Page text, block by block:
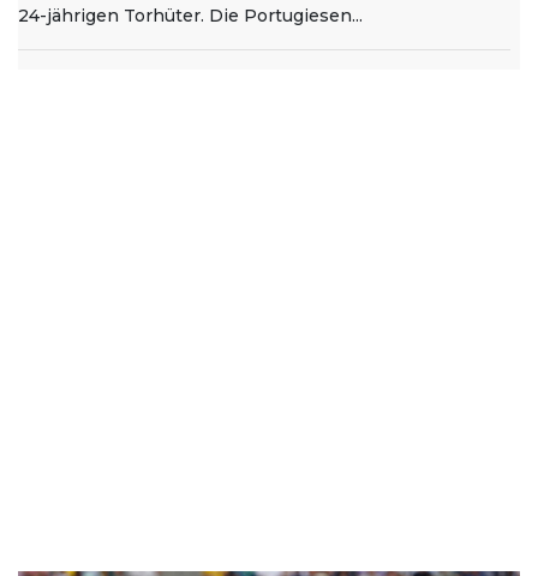
24-jährigen Torhüter. Die Portugiesen...